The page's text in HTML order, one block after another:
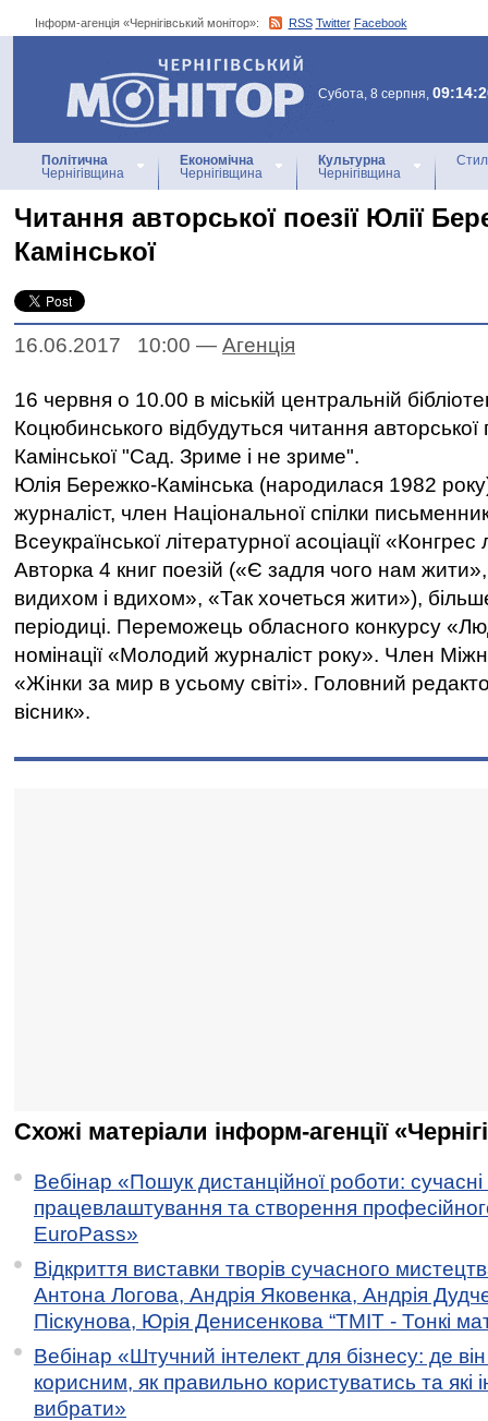
Інформ-агенція «Чернігівський монітор»: RSS Twitter Facebook
Інформ-агенція
«Чернігівський монітор»
Субота, 8 серпня,
Політична
Чернігівщина
Економічна
Чернігівщина
Культурна
Чернігівщина
Читання авторської поезії Юлії
Камінської
16.06.2017 10:00 — Агенцiя
16 червня о 10.00 в міській центральній
Коцюбинського відбудуться читання авторської
Камінської "Сад. Зриме і не зриме".
Юлія Бережко-Камінська (народилася 1982
журналіст, член Національної спілки
Всеукраїнської літературної асоціації «Конгрес
Авторка 4 книг поезій («Є задля чого нам
видихом і вдихом», «Так хочеться жити»),
періодиці. Переможець обласного конкурсу
номінації «Молодий журналіст року». Член
«Жінки за мир в усьому світі». Головний
вісник».
Схожі матеріали інформ-агенції
Вебінар «Пошук дистанційної роботи:
працевлаштування та створення
EuroPass»
Відкриття виставки творів сучасного
Антона Логова, Андрія Яковенка, Андрія
Піскунова, Юрія Денисенкова “ТМІТ - Тонкі
Вебінар «Штучний інтелект для бізнесу: де
корисним, як правильно користуватись та які
вибрати»